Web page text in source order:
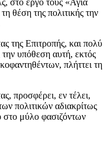
στο έργο τους «Αγία
θέση της πολιτικής την
της Επιτροπής, και πολύ
υπόθεση αυτή, εκτός
πλήττει τη
προσφέρει, εν τέλει,
πολιτικών αδιακρίτως
στο μύλο φασιζόντων